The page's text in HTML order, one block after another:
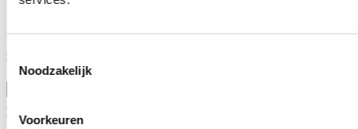
Toestemmingsselectie
Noodzakelijk
Voorkeuren
Blijf op de hoogte
Aanhef
Voornaam